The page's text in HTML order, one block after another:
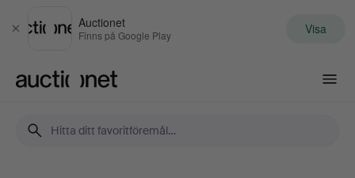
Stäng
Auctionet
Finns på Google Play Visa